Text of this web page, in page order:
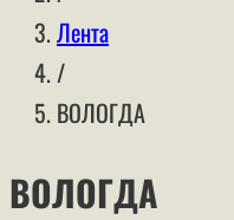
Лента
/
ВОЛОГДА
ВОЛОГДА